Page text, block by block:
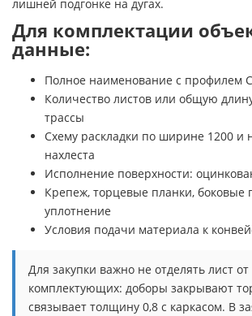
лишней подгонке на дугах.
Для комплектации
данные:
Полное наименование с профилем
Количество листов или общую
трассы
Схему раскладки по ширине 1200 и
нахлеста
Исполнение поверхности:
Крепеж, торцевые планки, боковые
уплотнение
Условия подачи материала к
Для закупки важно не отделять лист от
комплектующих: доборы закрывают
связывает толщину 0,8 с каркасом. В